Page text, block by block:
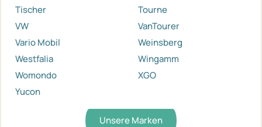
Tischer
Tourne
VW
VanTourer
Vario Mobil
Weinsberg
Westfalia
Wingamm
Womondo
XGO
Yucon
Unsere Marken